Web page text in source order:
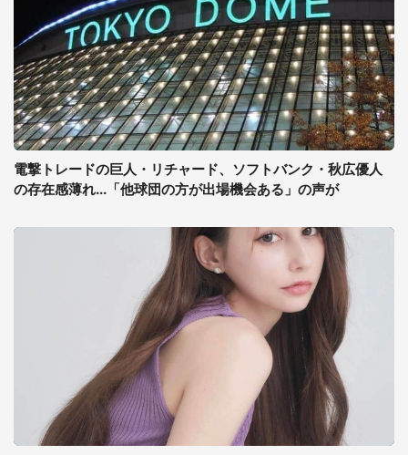
電撃トレードの巨人・リチャード、ソフトバンク・秋広優人
の存在感薄れ...「他球団の方が出場機会ある」の声が